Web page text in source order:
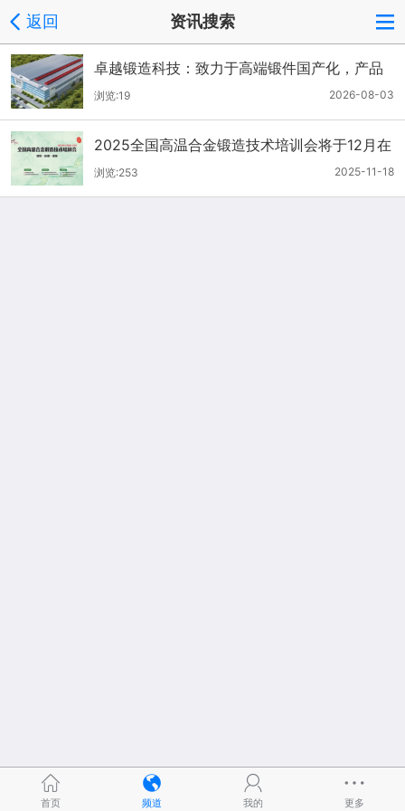
返回 资讯搜索
卓越锻造科技：致力于高端锻件国产化，产品
覆盖航空发动机、风电主轴
2026-08-03
浏览:19
2025全国高温合金锻造技术培训会将于12月在
泰州举办，深入探讨高温合金锻造工艺！2025-11-18
浏览:253
首页 频道 我的 更多